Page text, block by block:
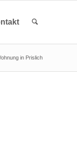
in Prislich